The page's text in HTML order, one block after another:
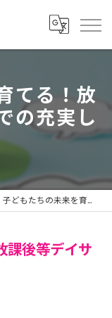
てる！放
の充実し
子どもたちの未来を育てる！放課後等デイサービスでの充実した毎日
課後等デイサ